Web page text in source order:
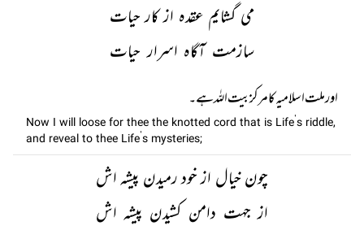
می گشایم عقدہ از کار حیات
سازمت آگاہ اسرار حیات
اور ملت اسلامیہ کا مرکز بیت اللہ ہے۔
Now I will loose for thee the knotted cord that is Life’s riddle,
and reveal to thee Life’s mysteries;
چون خیال از خود رمیدن پیشہ اش
از جہت دامن کشیدن پیشہ اش